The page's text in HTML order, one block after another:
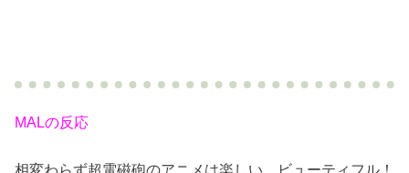
MALの反応
相変わらず超電磁砲のアニメは楽しい。ビューティフル！